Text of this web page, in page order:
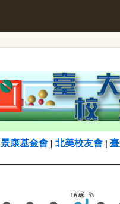
景康基金會 北美校友會